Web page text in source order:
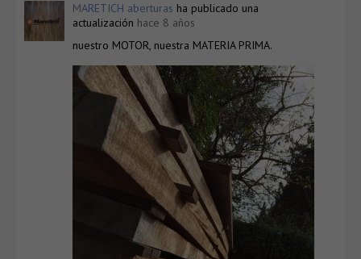
MARETICH aberturas ha publicado una
actualización hace 8 años
nuestro MOTOR, nuestra MATERIA PRIMA.